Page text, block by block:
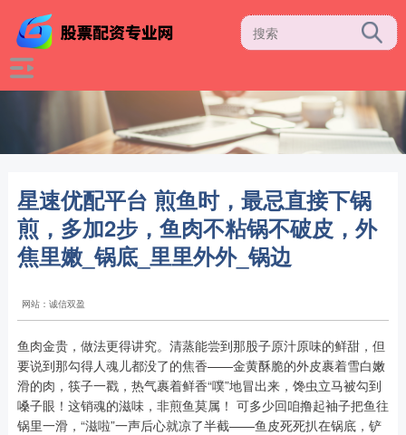
星速优配平台 煎鱼时，最忌直接下锅
煎，多加2步，鱼肉不粘锅不破皮，外
焦里嫩_锅底_里里外外_锅边
网站：诚信双盈
鱼肉金贵，做法更得讲究。清蒸能尝到那股子原汁原味的鲜甜，但
要说到那勾得人魂儿都没了的焦香——金黄酥脆的外皮裹着雪白嫩
滑的肉，筷子一戳，热气裹着鲜香“噗”地冒出来，馋虫立马被勾到
嗓子眼！这销魂的滋味，非煎鱼莫属！ 可多少回咱撸起袖子把鱼往
锅里一滑，“滋啦”一声后心就凉了半截——鱼皮死死扒在锅底，铲